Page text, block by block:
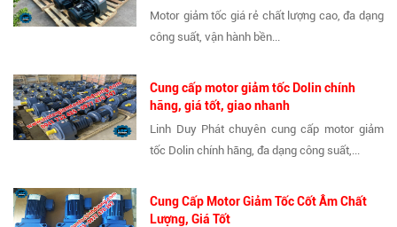
Motor giảm tốc giá rẻ chất lượng cao, đa dạng
công suất, vận hành bền...
Cung cấp motor giảm tốc Dolin chính
hãng, giá tốt, giao nhanh
Linh Duy Phát chuyên cung cấp motor giảm
tốc Dolin chính hãng, đa dạng công suất,...
Cung Cấp Motor Giảm Tốc Cốt Âm Chất
Lượng, Giá Tốt